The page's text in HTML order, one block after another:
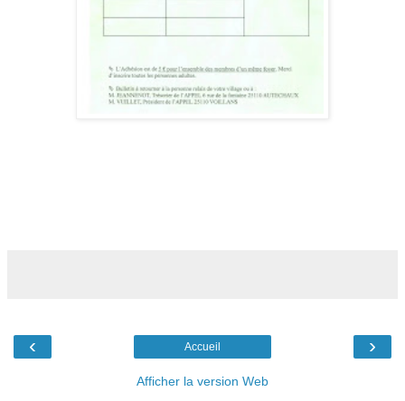
‹ ›
Accueil
Afficher la version Web